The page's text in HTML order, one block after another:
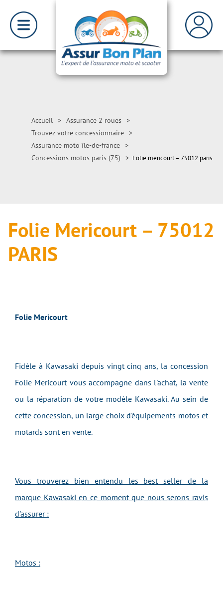
Accueil > Assurance 2 roues >
Trouvez votre concessionnaire >
Assurance moto île-de-france >
Concessions motos paris (75)
> Folie mericourt – 75012 paris
Folie Mericourt – 75012
PARIS
Folie Mericourt
Fidèle à Kawasaki depuis vingt cinq ans, la concession
Folie Mericourt vous accompagne dans l'achat, la vente
ou la réparation de votre modèle Kawasaki. Au sein de
cette concession, un large choix d'équipements motos et
motards sont en vente.
Vous trouverez bien entendu les best seller de la
marque Kawasaki en ce moment que nous serons ravis
d'assurer :
Motos :